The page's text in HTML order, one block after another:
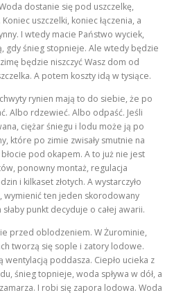
dostanie się pod uszczelkę,
uszczelki, koniec łączenia, a
I wtedy macie Państwo wyciek,
gdy śnieg stopnieje. Ale wtedy będzie
będzie niszczyć Wasz dom od
A potem koszty idą w tysiące.
rynien mają to do siebie, że po
Albo rdzewieć. Albo odpaść. Jeśli
ciężar śniegu i lodu może ją po
które po zimie zwisały smutnie na
pod okapem. A to już nie jest
ponowny montaż, regulacja
i kilkaset złotych. A wystarczyło
wymienić ten jeden skorodowany
punkt decyduje o całej awarii.
przed oblodzeniem. W Żurominie,
tworzą się sople i zatory lodowe.
wentylacją poddasza. Ciepło ucieka z
śnieg topnieje, woda spływa w dół, a
I robi się zapora lodowa. Woda